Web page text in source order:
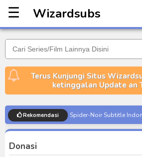
Wizardsubs
☰
Terus Kunjungi Situs
ketinggalan Update an
Rekomendasi
Spider-Noir Subtitle
Ultraman Arc The Movie:
Donasi